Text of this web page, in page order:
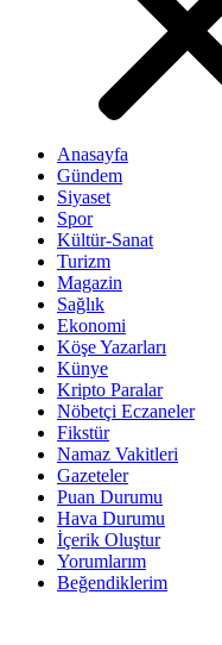
Anasayfa
Gündem
Siyaset
Spor
Kültür-Sanat
Turizm
Magazin
Sağlık
Ekonomi
Köşe Yazarları
Künye
Kripto Paralar
Nöbetçi Eczaneler
Fikstür
Namaz Vakitleri
Gazeteler
Puan Durumu
Hava Durumu
İçerik Oluştur
Yorumlarım
Beğendiklerim